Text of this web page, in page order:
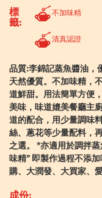
標
籤:
不加味精
清真認證
品質:李錦記蒸魚醬油，
天然優質。不加味精，
道鮮甜。用法簡單方便
美味，味道媲美餐廳主
道的配合，用少量調味
絲、蔥花等少量配料，
之選。 *亦適用於調拌
味精” 即製作過程不添
購、大潤發、大買家、
成份: